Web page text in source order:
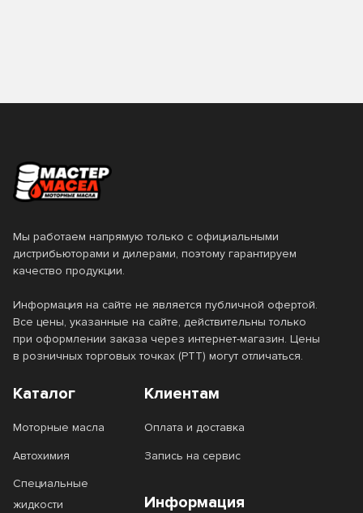
Мы работаем напрямую только с официальными
дистрибьюторами и дилерами, поэтому гарантируем
качество продукции.
Информация на сайте не является публичной офертой.
Все цены, указанные на сайте, действительны только
при оформлении заказа через интернет-магазин. Цены
в розничных торговых точках (РТТ) могут отличаться.
Каталог
Моторные масла
Автохимия
Специальные
жидкости
Клиентам
Оплата и доставка
Запись на сервис
Информация